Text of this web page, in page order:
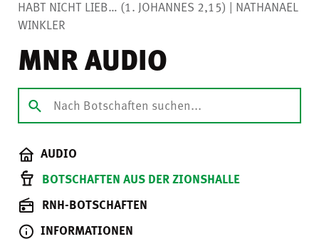
HABT NICHT LIEB… (1. JOHANNES 2,15) | NATHANAEL
WINKLER
MNR AUDIO
AUDIO
BOTSCHAFTEN AUS DER ZIONSHALLE
RNH-BOTSCHAFTEN
INFORMATIONEN